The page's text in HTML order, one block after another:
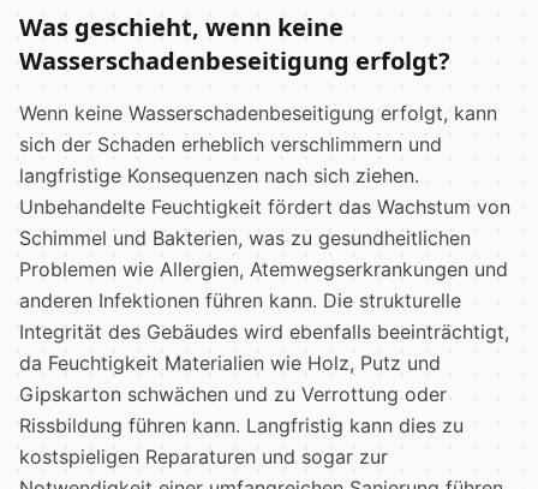
Was geschieht, wenn keine
Wasserschadenbeseitigung erfolgt?
Wenn keine Wasserschadenbeseitigung erfolgt, kann
sich der Schaden erheblich verschlimmern und
langfristige Konsequenzen nach sich ziehen.
Unbehandelte Feuchtigkeit fördert das Wachstum von
Schimmel und Bakterien, was zu gesundheitlichen
Problemen wie Allergien, Atemwegserkrankungen und
anderen Infektionen führen kann. Die strukturelle
Integrität des Gebäudes wird ebenfalls beeinträchtigt,
da Feuchtigkeit Materialien wie Holz, Putz und
Gipskarton schwächen und zu Verrottung oder
Rissbildung führen kann. Langfristig kann dies zu
kostspieligen Reparaturen und sogar zur